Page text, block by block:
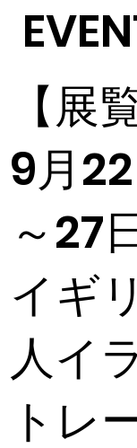
【展
9月
～27
イギ
人イ
トレ